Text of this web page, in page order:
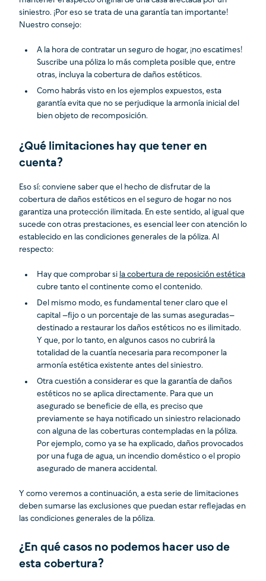
siniestro. ¡Por eso se trata de una garantía tan importante!
Nuestro consejo:
A la hora de contratar un seguro de hogar, ¡no escatimes!
Suscribe una póliza lo más completa posible que, entre
otras, incluya la cobertura de daños estéticos.
Como habrás visto en los ejemplos expuestos, esta
garantía evita que no se perjudique la armonía inicial del
bien objeto de recomposición.
¿Qué limitaciones hay que tener en
cuenta?
Eso sí: conviene saber que el hecho de disfrutar de la
cobertura de daños estéticos en el seguro de hogar no nos
garantiza una protección ilimitada. En este sentido, al igual que
sucede con otras prestaciones, es esencial leer con atención lo
establecido en las condiciones generales de la póliza. Al
respecto:
Hay que comprobar si la cobertura de reposición estética
cubre tanto el continente como el contenido.
Del mismo modo, es fundamental tener claro que el
capital –fijo o un porcentaje de las sumas aseguradas–
destinado a restaurar los daños estéticos no es ilimitado.
Y que, por lo tanto, en algunos casos no cubrirá la
totalidad de la cuantía necesaria para recomponer la
armonía estética existente antes del siniestro.
Otra cuestión a considerar es que la garantía de daños
estéticos no se aplica directamente. Para que un
asegurado se beneficie de ella, es preciso que
previamente se haya notificado un siniestro relacionado
con alguna de las coberturas contempladas en la póliza.
Por ejemplo, como ya se ha explicado, daños provocados
por una fuga de agua, un incendio doméstico o el propio
asegurado de manera accidental.
Y como veremos a continuación, a esta serie de limitaciones
deben sumarse las exclusiones que puedan estar reflejadas en
las condiciones generales de la póliza.
¿En qué casos no podemos hacer uso de
esta cobertura?